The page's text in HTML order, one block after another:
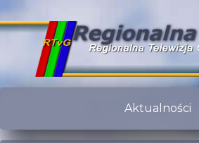
Aktualności